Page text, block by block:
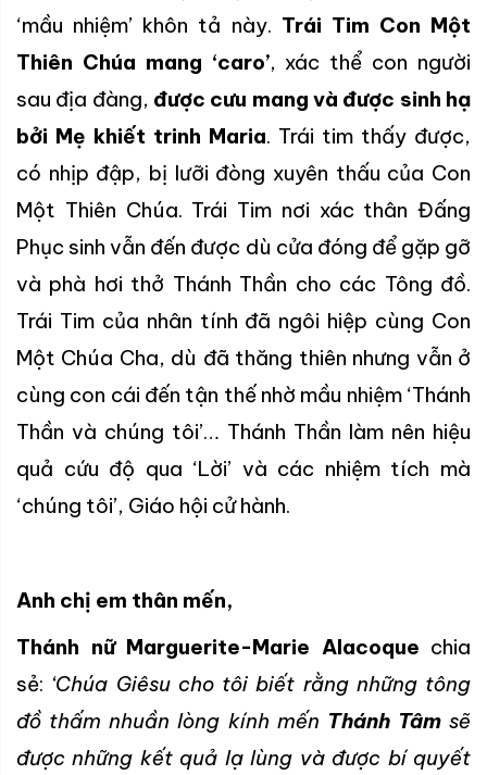
‘mầu nhiệm’ khôn tả này. Trái Tim Con Một
Thiên Chúa mang ‘caro’, xác thể con người
sau địa đàng, được cưu mang và được sinh hạ
bởi Mẹ khiết trinh Maria. Trái tim thấy được,
có nhịp đập, bị lưỡi đòng xuyên thấu của Con
Một Thiên Chúa. Trái Tim nơi xác thân Đấng
Phục sinh vẫn đến được dù cửa đóng để gặp gỡ
và phà hơi thở Thánh Thần cho các Tông đồ.
Trái Tim của nhân tính đã ngôi hiệp cùng Con
Một Chúa Cha, dù đã thăng thiên nhưng vẫn ở
cùng con cái đến tận thế nhờ mầu nhiệm ‘Thánh
Thần và chúng tôi’… Thánh Thần làm nên hiệu
quả cứu độ qua ‘Lời’ và các nhiệm tích mà
‘chúng tôi’, Giáo hội cử hành.
Anh chị em thân mến,
Thánh nữ Marguerite-Marie Alacoque chia
sẻ: ‘Chúa Giêsu cho tôi biết rằng những tông
đồ thấm nhuần lòng kính mến Thánh Tâmsẽ
được những kết quả lạ lùng và được bí quyết